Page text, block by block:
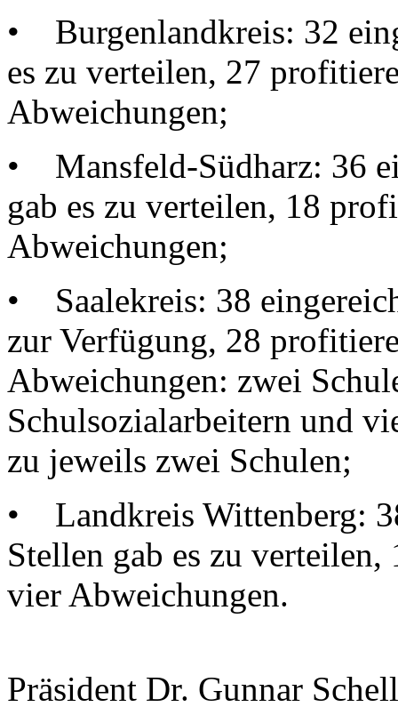
• Burgenlandkreis: 32
es zu verteilen, 27
Abweichungen;
• Mansfeld-Südharz: 36
gab es zu verteilen, 18
Abweichungen;
• Saalekreis: 38
zur Verfügung, 28
Abweichungen: zwei
Schulsozialarbeitern und
zu jeweils zwei Schulen;
• Landkreis Wittenberg:
Stellen gab es zu
vier Abweichungen.
Präsident Dr. Gunnar